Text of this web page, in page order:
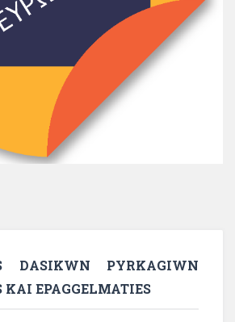
DASIKWN PYRKAGIWN
KAI EPAGGELMATIES